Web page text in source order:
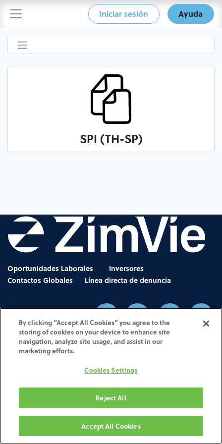
Iniciar sesión Ayuda
SPI (TH-SP)
Oportunidades Laborales
Inversores
Contactos Globales
Línea directa de denuncia
Aviso de privacidad
No Surprises Act Disclosure •
Other Websites & Mobile Apps
Le damos la bienvenida a la página del portal web de servicios de impresión y fresado de ZimVie. El sitio web
C/Tirso de Molina 40, ed. 4, planta 2, WTC, 08940 Cornellá de Llobregat (España).
By clicking “Accept All Cookies” you agree to the
storing of cookies on your device to enhance site
navigation, analyze site usage, and assist in our
marketing efforts.
Cookies Settings
Reject All
Accept All Cookies